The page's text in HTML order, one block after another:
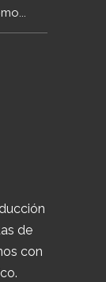
de
con